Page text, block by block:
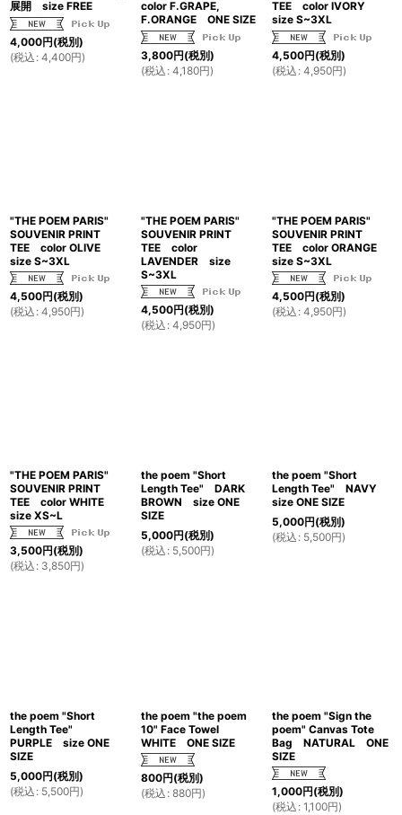
展開 size FREE
4,000円(税別)
(税込 : 4,400円)
color F.GRAPE,
F.ORANGE ONE SIZE
3,800円(税別)
(税込 : 4,180円)
TEE color IVORY
size S~3XL
4,500円(税別)
(税込 : 4,950円)
"THE POEM PARIS"
SOUVENIR PRINT
TEE color OLIVE
size S~3XL
4,500円(税別)
(税込 : 4,950円)
"THE POEM PARIS"
SOUVENIR PRINT
TEE color
LAVENDER size
S~3XL
4,500円(税別)
(税込 : 4,950円)
"THE POEM PARIS"
SOUVENIR PRINT
TEE color ORANGE
size S~3XL
4,500円(税別)
(税込 : 4,950円)
"THE POEM PARIS"
SOUVENIR PRINT
TEE color WHITE
size XS~L
3,500円(税別)
(税込 : 3,850円)
the poem "Short
Length Tee" DARK
BROWN size ONE
SIZE
5,000円(税別)
(税込 : 5,500円)
the poem "Short
Length Tee" NAVY
size ONE SIZE
5,000円(税別)
(税込 : 5,500円)
the poem "Short
Length Tee"
PURPLE size ONE
SIZE
5,000円(税別)
(税込 : 5,500円)
the poem "the poem
10" Face Towel
WHITE ONE SIZE
800円(税別)
(税込 : 880円)
the poem "Sign the
poem" Canvas Tote
Bag NATURAL ONE
SIZE
1,000円(税別)
(税込 : 1,100円)